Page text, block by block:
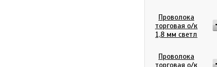
Проволока
торговая о/к
1,8 мм светл
Проволока
торговая о/к